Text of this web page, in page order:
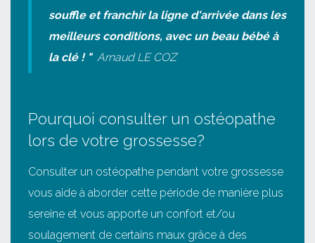
souffle et franchir la ligne d'arrivée dans les
meilleurs conditions, avec un beau bébé à
la clé ! " Arnaud LE COZ
Pourquoi consulter un ostéopathe
lors de votre grossesse?
Consulter un ostéopathe pendant votre grossesse
vous aide à aborder cette période de manière plus
sereine et vous apporte un confort et/ou
soulagement de certains maux grâce à des